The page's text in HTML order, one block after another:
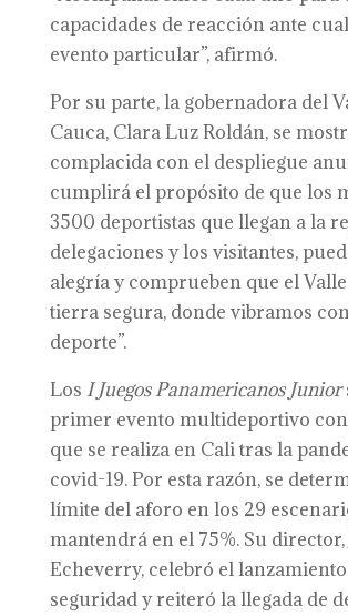
capacidades de reacción ante
evento particular”, afirmó.
Por su parte, la gobernadora del
Cauca, Clara Luz Roldán, se
complacida con el despliegue
cumplirá el propósito de que los
3500 deportistas que llegan a la
delegaciones y los visitantes,
alegría y comprueben que el
tierra segura, donde vibramos
deporte”.
Los I Juegos Panamericanos Junior
primer evento multideportivo
que se realiza en Cali tras la
covid-19. Por esta razón, se
límite del aforo en los 29
mantendrá en el 75%. Su director,
Echeverry, celebró el
seguridad y reiteró la llegada de